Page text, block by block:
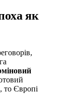
як
то Європі